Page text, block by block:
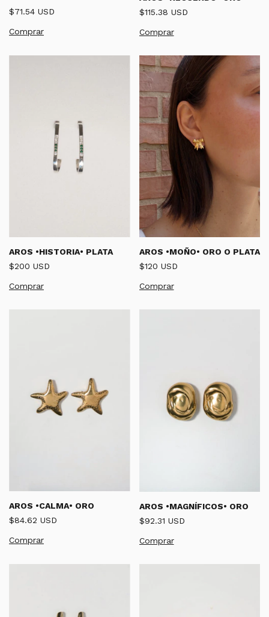
$71.54 USD
$115.38 USD
AROS •HISTORIA• PLATA
$200 USD
Comprar
AROS •MOÑO• ORO O PLATA
$120 USD
Comprar
AROS •CALMA• ORO
$84.62 USD
AROS •MAGNÍFICOS• ORO
$92.31 USD